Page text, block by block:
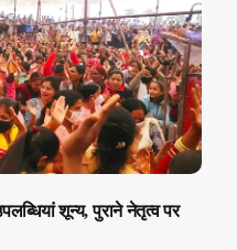
शून्य, पुराने नेतृत्व पर